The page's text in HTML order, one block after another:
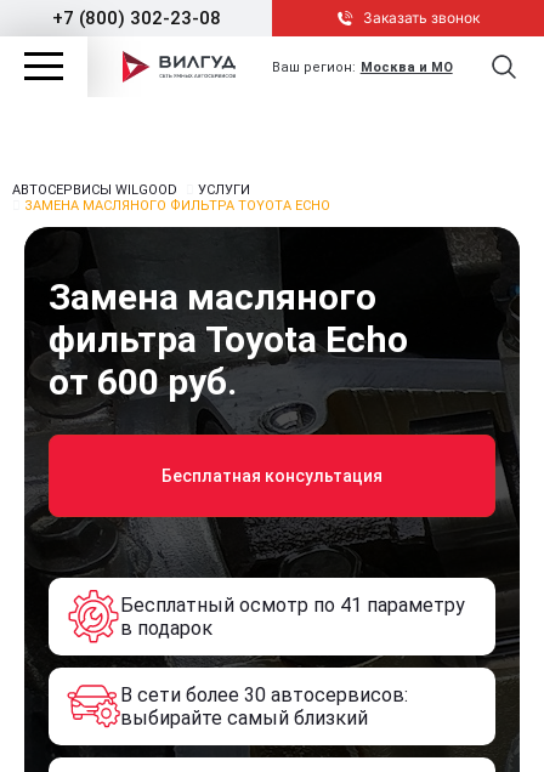
+7 (800) 302-23-08 Заказать звонок
Ваш регион: Москва и МО
АВТОСЕРВИСЫ WILGOOD
УСЛУГИ
ЗАМЕНА МАСЛЯНОГО ФИЛЬТРА TOYOTA ECHO
Замена масляного
фильтра Toyota Echo
от 600 руб.
Бесплатная консультация
Бесплатный осмотр по 41 параметру
в подарок
В сети более 30 автосервисов:
выбирайте самый близкий